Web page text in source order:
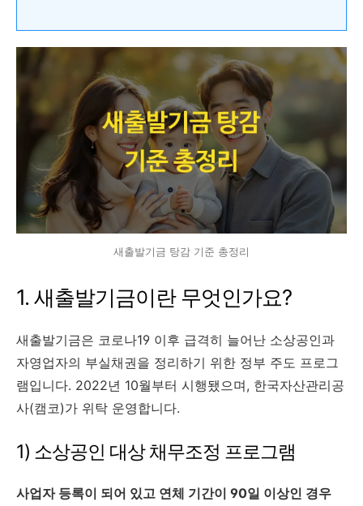
새출발기금 탕감 기준 총정리
1. 새출발기금이란 무엇인가요?
새출발기금은 코로나19 이후 급격히 늘어난 소상공인과
자영업자의 부실채권을 정리하기 위한 정부 주도 프로그
램입니다. 2022년 10월부터 시행됐으며, 한국자산관리공
사(캠코)가 위탁 운영합니다.
1) 소상공인 대상 채무조정 프로그램
사업자 등록이 되어 있고 연체 기간이 90일 이상인 경우